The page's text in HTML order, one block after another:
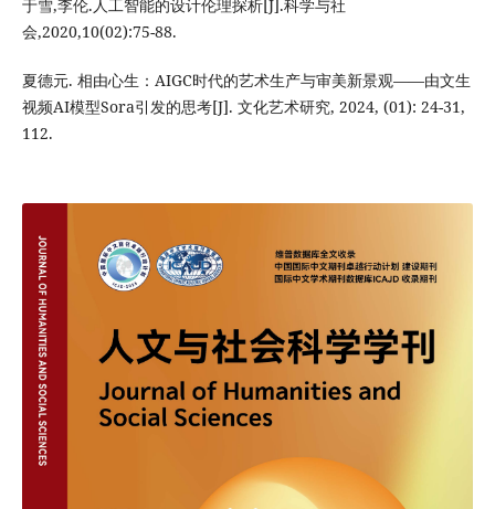
于雪,李伦.人工智能的设计伦理探析[J].科学与社
会,2020,10(02):75-88.
夏德元. 相由心生：AIGC时代的艺术生产与审美新景观——由文生
视频AI模型Sora引发的思考[J]. 文化艺术研究, 2024, (01): 24-31,
112.